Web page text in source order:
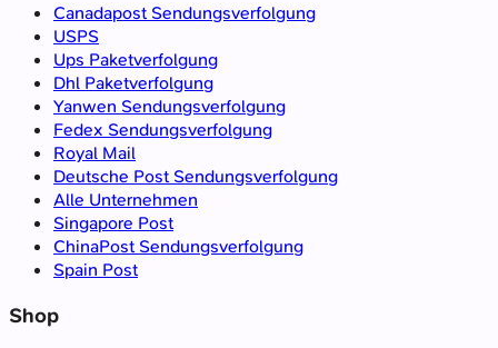
Canadapost Sendungsverfolgung
USPS
Ups Paketverfolgung
Dhl Paketverfolgung
Yanwen Sendungsverfolgung
Fedex Sendungsverfolgung
Royal Mail
Deutsche Post Sendungsverfolgung
Alle Unternehmen
Singapore Post
ChinaPost Sendungsverfolgung
Spain Post
Shop